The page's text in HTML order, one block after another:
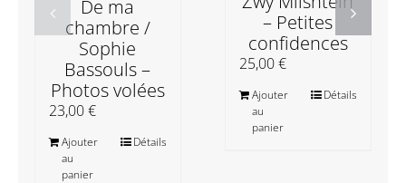
De ma
chambre /
Sophie
Bassouls –
Photos volées
23,00€
Ajouter
au
panier
Détails
– Petites
confidences
25,00€
Ajouter
au
panier
Détails